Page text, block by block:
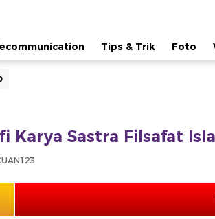
Tips & Trik Foto
Karya Sastra Filsafat